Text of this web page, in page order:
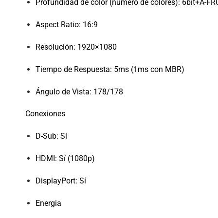
Profundidad de color (número de colores): 6bit+A-
Aspect Ratio: 16:9
Resolución: 1920×1080
Tiempo de Respuesta: 5ms (1ms con MBR)
Ángulo de Vista: 178/178
Conexiones
D-Sub: Sí
HDMI: Sí (1080p)
DisplayPort: Sí
Energia